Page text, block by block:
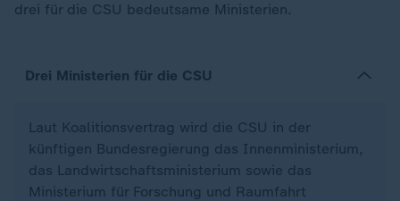
drei für die CSU bedeutsame Ministerien.
Drei Ministerien für die CSU
Laut Koalitionsvertrag wird die CSU in der
künftigen Bundesregierung das Innenministerium,
das Landwirtschaftsministerium sowie das
Ministerium für Forschung und Raumfahrt